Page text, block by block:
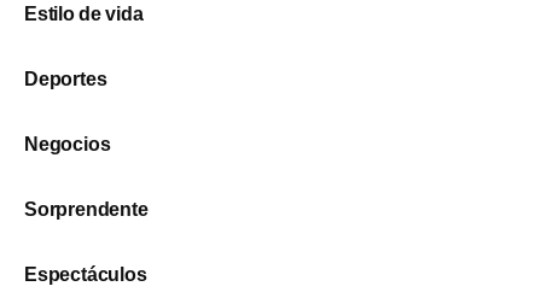
Estilo de vida
Deportes
Negocios
Sorprendente
Espectáculos